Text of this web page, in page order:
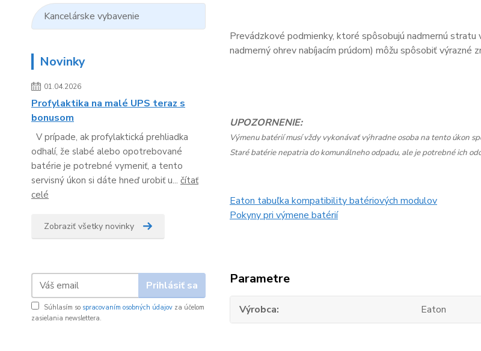
Kancelárske vybavenie
Novinky
01.04.2026
Profylaktika na malé UPS teraz s
bonusom
V prípade, ak profylaktická prehliadka
odhalí, že slabé alebo opotrebované
batérie je potrebné vymeniť, a tento
servisný úkon si dáte hneď urobiť u... čítať
celé
Zobraziť všetky novinky
Prihlásiť sa
Súhlasím so spracovaním osobných údajov za účelom
zasielania newslettera.
Prevádzkové podmienky, ktoré spôsobujú nadmernú
nadmerný ohrev nabíjacím prúdom) môžu spôsobiť výrazné
UPOZORNENIE:
Výmenu batérií musí vždy vykonávať výhradne osoba na tento úkon
Staré batérie nepatria do komunálneho odpadu, ale je potrebné ich
Eaton tabuľka kompatibility batériových modulov
Pokyny pri výmene batérií
Parametre
Výrobca Eaton